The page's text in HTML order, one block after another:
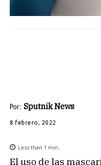
Por: Sputnik News
8 febrero, 2022
Less than 1 min.
El uso de las